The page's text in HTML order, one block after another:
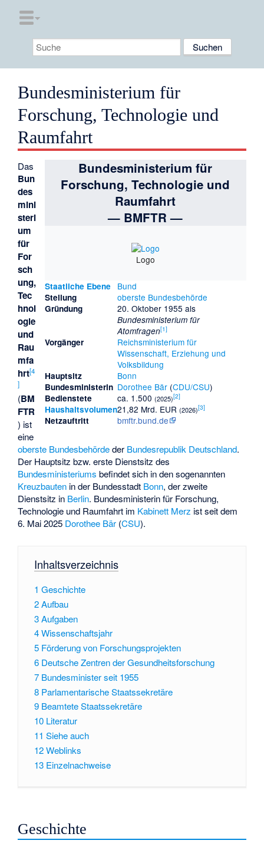
Bundesministerium für
Forschung, Technologie und
Raumfahrt
Bundesministerium für
Forschung, Technologie und
Raumfahrt
— BMFTR —
Logo
Staatliche Ebene Bund
Stellung oberste Bundesbehörde
Gründung 20. Oktober 1955 als
Bundesministerium für
Atomfragen[1]
Vorgänger
Reichsministerium für
Wissenschaft, Erziehung und
Volksbildung
Hauptsitz Bonn
Bundesministerin Dorothee Bär(CDU/CSU)
Bedienstete ca. 1.500 (2025)[2]
Haushaltsvolumen21,82 Mrd. EUR (2026)[3]
Netzauftritt bmftr.bund.de
Das
Bun
des
mini
steri
um
für
For
sch
ung,
Tec
hnol
ogie
und
Rau
mfa
hrt[4
]
(BM
FTR
) ist
eine
oberste Bundesbehördeder Bundesrepublik Deutschland.
Der Hauptsitz bzw. erste Dienstsitz des
Bundesministeriums befindet sich in den sogenannten
Kreuzbauten in der Bundesstadt Bonn, der zweite
Dienstsitz in Berlin. Bundesministerin für Forschung,
Technologie und Raumfahrt im Kabinett Merz ist seit dem
6. Mai 2025 Dorothee Bär (CSU).
Inhaltsverzeichnis
1 Geschichte
2Aufbau
3Aufgaben
4Wissenschaftsjahr
5 Förderung von Forschungsprojekten
6 Deutsche Zentren der Gesundheitsforschung
7 Bundesminister seit 1955
8 Parlamentarische Staatssekretäre
9 Beamtete Staatssekretäre
10 Literatur
11 Siehe auch
12Weblinks
13 Einzelnachweise
Geschichte